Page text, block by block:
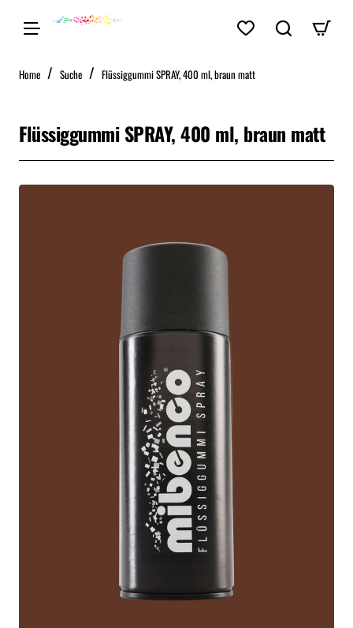
Home home Suche Flüssiggummi SPRAY, 400 ml, braun matt
Flüssiggummi SPRAY, 400 ml, braun matt